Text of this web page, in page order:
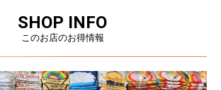
SHOP INFO
このお店のお得情報